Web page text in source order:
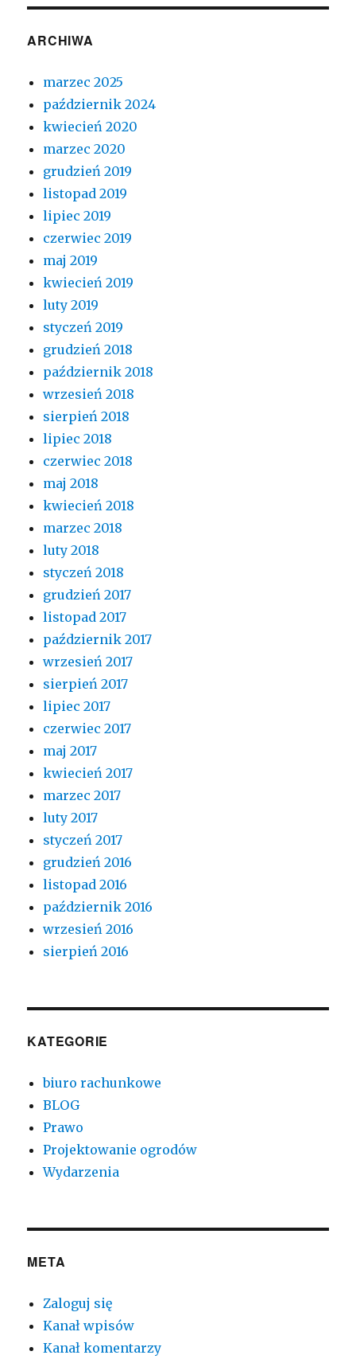
ARCHIWA
marzec 2025
październik 2024
kwiecień 2020
marzec 2020
grudzień 2019
listopad 2019
lipiec 2019
czerwiec 2019
maj 2019
kwiecień 2019
luty 2019
styczeń 2019
grudzień 2018
październik 2018
wrzesień 2018
sierpień 2018
lipiec 2018
czerwiec 2018
maj 2018
kwiecień 2018
marzec 2018
luty 2018
styczeń 2018
grudzień 2017
listopad 2017
październik 2017
wrzesień 2017
sierpień 2017
lipiec 2017
czerwiec 2017
maj 2017
kwiecień 2017
marzec 2017
luty 2017
styczeń 2017
grudzień 2016
listopad 2016
październik 2016
wrzesień 2016
sierpień 2016
KATEGORIE
biuro rachunkowe
BLOG
Prawo
Projektowanie ogrodów
Wydarzenia
META
Zaloguj się
Kanał wpisów
Kanał komentarzy